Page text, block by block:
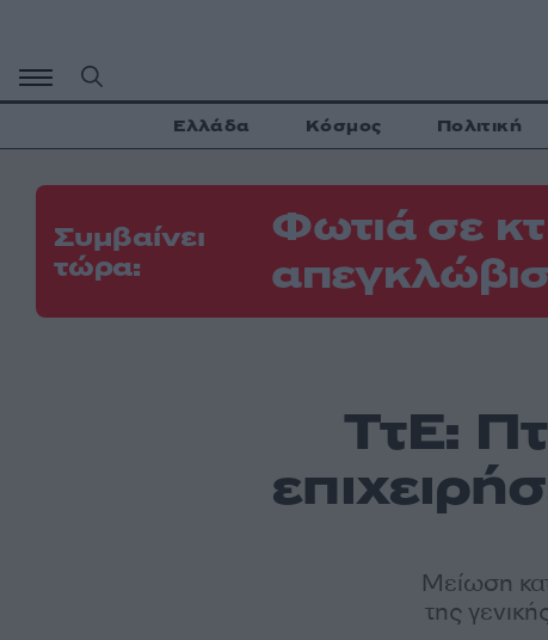
περιεχόμενο
Ελλάδα Κόσμος Πολιτική
Συμβαίνει
τώρα:
Φωτιά σε
ΤτΕ:
Μείωση
της